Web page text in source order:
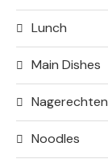
Lunch
Main Dishes
Nagerechten
Noodles